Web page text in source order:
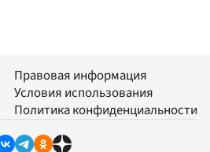
Правовая информация
Условия использования
Политика конфиденциальности